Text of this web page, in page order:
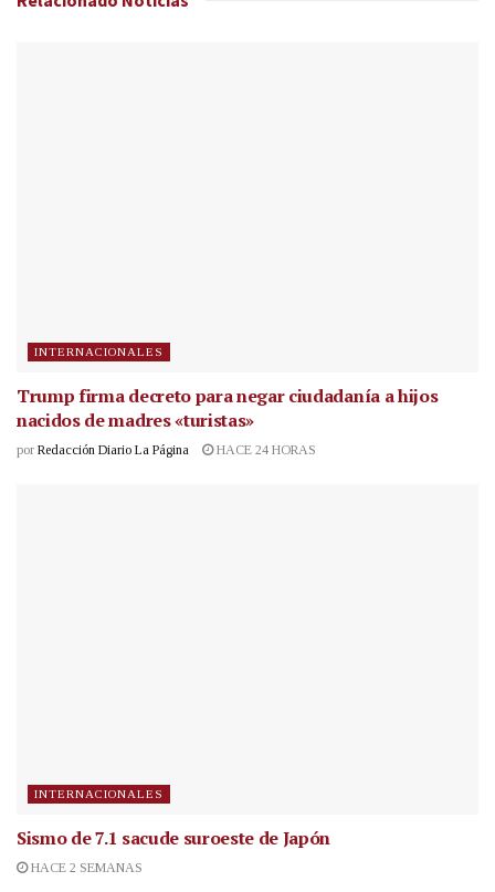
INTERNACIONALES
Trump firma decreto para negar ciudadanía a hijos
nacidos de madres «turistas»
por Redacción Diario La Página HACE 24 HORAS
INTERNACIONALES
Sismo de 7.1 sacude suroeste de Japón
HACE 2 SEMANAS